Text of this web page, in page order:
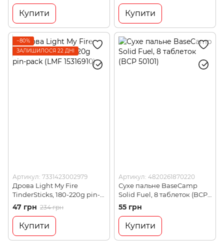
Купити Купити
−80%
ЗАЛИШИЛОСЯ 22 ДНІ
Артикул: 7331423002979
Дрова Light My Fire
TinderSticks, 180-220g pin-
pack (LMF 15316910)
47 грн 234 грн
Купити
Артикул: 4820261870220
Сухе пальне BaseCamp
Solid Fuel, 8 таблеток (BCP
50101)
55 грн
Купити